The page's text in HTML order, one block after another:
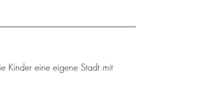
Kinder eine eigene Stadt mit